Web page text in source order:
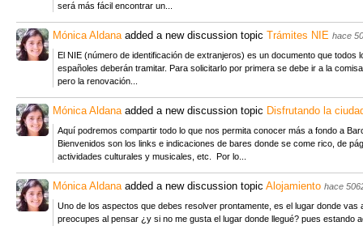
será más fácil encontrar un...
Mónica Aldanaadded a new discussion topic Trámites NIE hace
El NIE (número de identificación de extranjeros) es un documento que todos
españoles deberán tramitar. Para solicitarlo por primera se debe ir a la
pero la renovación...
Mónica Aldanaadded a new discussion topic Disfrutando la
Aquí podremos compartir todo lo que nos permita conocer más a fondo a
Bienvenidos son los links e indicaciones de bares donde se come rico, de
actividades culturales y musicales, etc. Por lo...
Mónica Aldanaadded a new discussion topic Alojamiento hace
Uno de los aspectos que debes resolver prontamente, es el lugar donde vas
preocupes al pensar ¿y si no me gusta el lugar donde llegué? pues estando